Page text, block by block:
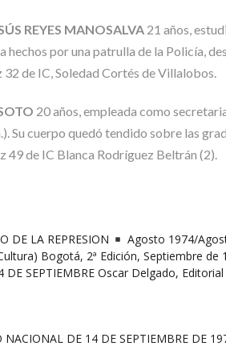
REYES MANOSALVA21 años,
hechos por una patrulla de la Policía,
32 de IC, Soledad Cortés de Villalobos.
20 años, empleada como
Su cuerpo quedó tendido sobre las
49 de IC Blanca Rodríguez Beltrán (2).
DE LA REPRESION
Agosto 1974/
Bogotá, 2ª Edición, Septiembre de
DE SEPTIEMBRE Oscar Delgado,
NACIONAL DE 14 DE SEPTIEMBRE DE